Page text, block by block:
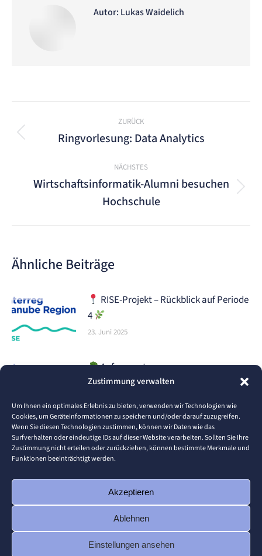
Zustimmung verwalten
Um Ihnen ein optimales Erlebnis zu bieten, verwenden wir Technologien wie
Cookies, um Geräteinformationen zu speichern und/oder darauf zuzugreifen.
Wenn Sie diesen Technologien zustimmen, können wir Daten wie das
Surfverhalten oder eindeutige IDs auf dieser Website verarbeiten. Sollten Sie Ihre
Zustimmung nicht erteilen oder zurückziehen, können bestimmte Merkmale und
Funktionen beeinträchtigt werden.
Akzeptieren
Ablehnen
Einstellungen ansehen
Autor: Lukas Waidelich
Kommentarnavigation
ZURÜCK
Vorheriger
Ringvorlesung: Data Analytics
NÄCHSTES
Nächster
Beitrag:
Wirtschaftsinformatik-Alumni besuchen
Hochschule
Ähnliche Beiträge
RISE-Projekt – Rückblick auf Periode
4
23. Juni 2025
Aufgepasst,
Lebensmittelproduzenten! Bereit,
smarter aufzustellen?
16. Juni 2025
Was ist die RISE Academy für
1. Juni 2025